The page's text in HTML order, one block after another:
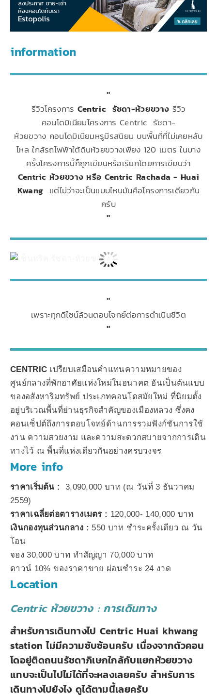
information
รีวิวโครงการ Centric รัชดา-ห้วยขวาง รีวิว
คอนโดมิเนียมโครงการ Centric รัชดา-
ห้วยขวาง คอนโดมิเนียมหรูมีรสนิยม บนพื้นที่ที่ไม่เคยหลับ
ไหล ใกล้รถไฟฟ้าใต้ดินห้วยขวางเพียง 120 เมตร ในบาง
ครั้งโครงการนี้ก็ถูกเขียนหรือเรียกโดยการเขียนว่า
Centric ห้วยขวาง หรือ Centric Rachada - Huai
Kwang แต่ไม่ว่าจะเป็นแบบไหนมันคือโครงการเดียวกัน
ครับ
เพราะทุกดีไซน์ล้วนตอบโจทย์ต่อการดำเนินชีวิต
CENTRIC เปรียบเสมือนคำแทนความหมายของ
ศูนย์กลางที่พักอาศัยแห่งใหม่ในอนาคต อันเป็นต้นแบบ
ของอสังหาริมทรัพย์ ประเภทคอนโดสมัยใหม่ ที่นิยมตั้ง
อยู่บริเวณพื้นที่ย่านธุรกิจสำคัญของเมืองหลวง ซึ่งคง
คอนเซ็ปต์ถึงการตอบโจทย์ด้านการรวมฟังก์ชันการใช้
งาน ความสวยงาม และความสะดวกสบายจากการเดิน
ทางไว้ ณ พื้นที่แห่งเดียวกันอย่างครบวงจร
More info
ราคาเริ่มต้น :
3,090,000 บาท (ณ วันที่ 3 ธันวาคม
2559)
ราคาเฉลี่ยต่อตารางเมตร : 120,000- 140,000 บาท
เงินกองทุนส่วนกลาง : 550 บาท ชำระครั้งเดียว ณ วัน
โอน
จอง 30,000 บาท ทำสัญญา 70,000 บาท
ดาวน์ 10% ของราคาขาย ผ่อนชำระ 24 งวด
Location
Centric ห้วยขวาง : การเดินทาง
สำหรับการเดินทางไป Centric Huai khwang
station ไม่มีความซับซ้อนครับ เนื่องจากตัวคอน
โดอยู่ติดถนนรัชดาภิเษกใกล้กับแยกห้วยขวาง
แทบจะเป็นไปไม่ได้ที่จะหลงเลยครับ สำหรับการ
เดินทางไปยังไง ดูได้ตามนี้เลยครับ